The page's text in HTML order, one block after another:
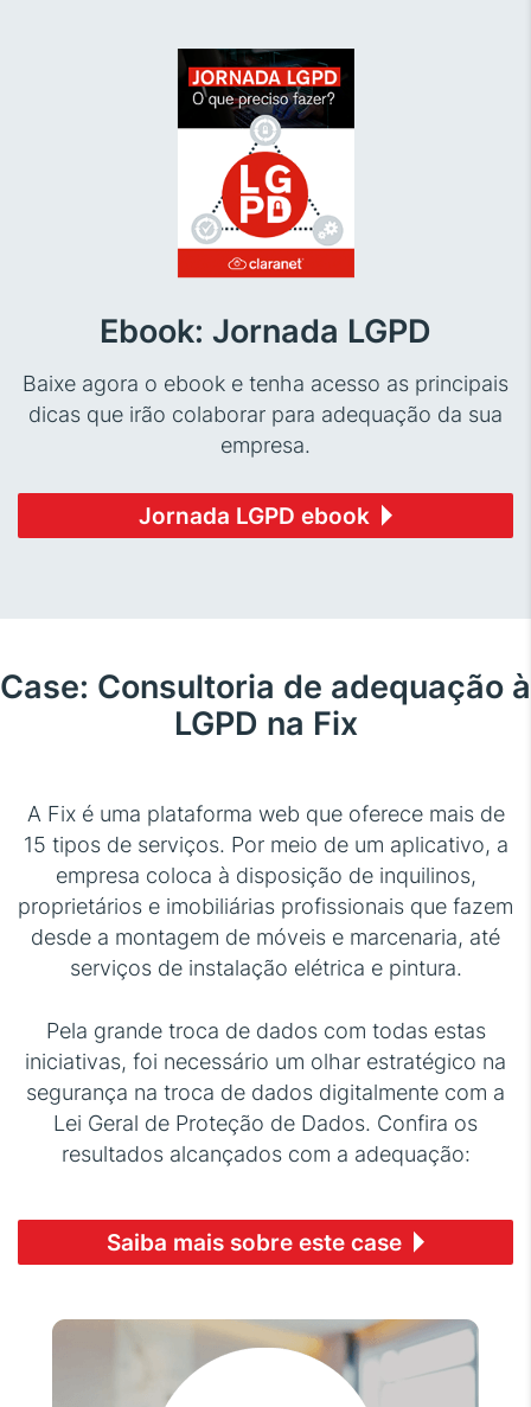
Ebook: Jornada LGPD
Baixe agora o ebook e tenha acesso as principais
dicas que irão colaborar para adequação da sua
empresa.
Jornada LGPD ebook
Case: Consultoria de adequação à
LGPD na Fix
A Fix é uma plataforma web que oferece mais de
15 tipos de serviços. Por meio de um aplicativo, a
empresa coloca à disposição de inquilinos,
proprietários e imobiliárias profissionais que fazem
desde a montagem de móveis e marcenaria, até
serviços de instalação elétrica e pintura.
Pela grande troca de dados com todas estas
iniciativas, foi necessário um olhar estratégico na
segurança na troca de dados digitalmente com a
Lei Geral de Proteção de Dados. Confira os
resultados alcançados com a adequação:
Saiba mais sobre este case